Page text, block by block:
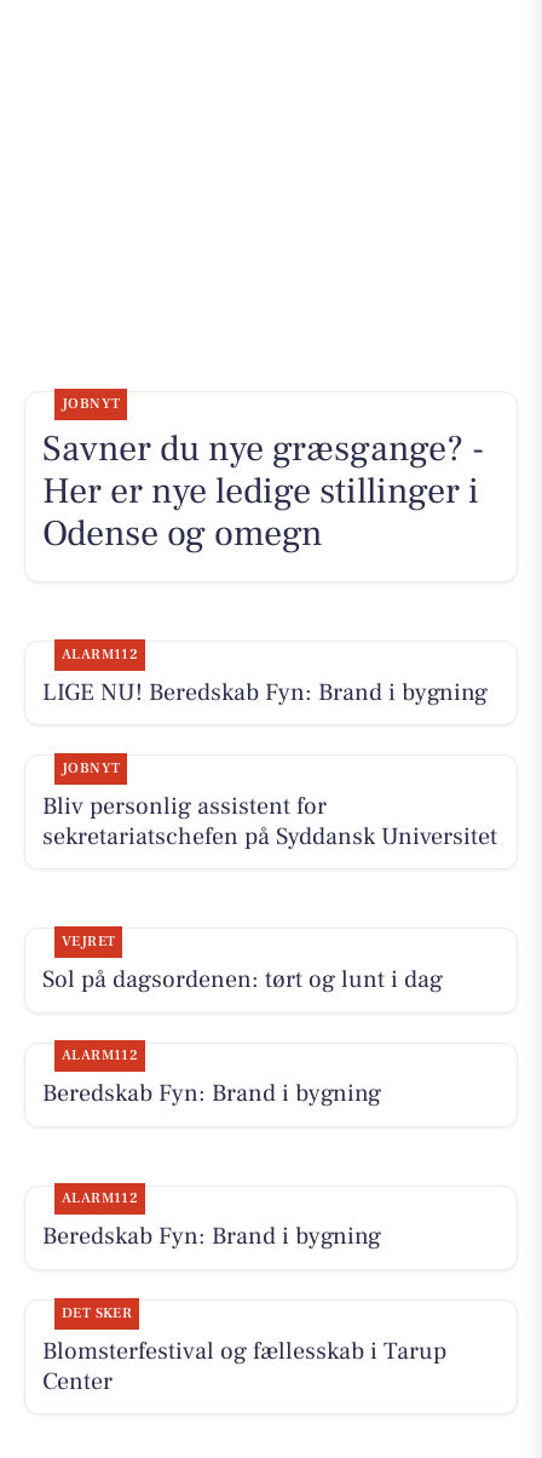
JOBNYT
Savner du nye græsgange? -
Her er nye ledige stillinger i
Odense og omegn
ALARM112
LIGE NU! Beredskab Fyn: Brand i bygning
JOBNYT
Bliv personlig assistent for
sekretariatschefen på Syddansk Universitet
VEJRET
Sol på dagsordenen: tørt og lunt i dag
ALARM112
Beredskab Fyn: Brand i bygning
ALARM112
Beredskab Fyn: Brand i bygning
DET SKER
Blomsterfestival og fællesskab i Tarup
Center